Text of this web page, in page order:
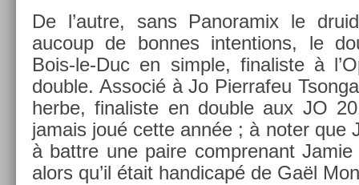
De l’autre, sans Panoramix le
aucoup de bon­nes in­ten­tions, le
Bois-le-Duc en sim­ple, fin­alis­te à
doub­le. As­socié à Jo Pier­rafeu
herbe, fin­alis­te en doub­le aux JO
jamais joué cette année ; à noter que
à battre une paire com­prenant
alors qu’il était han­dicapé de Gaël